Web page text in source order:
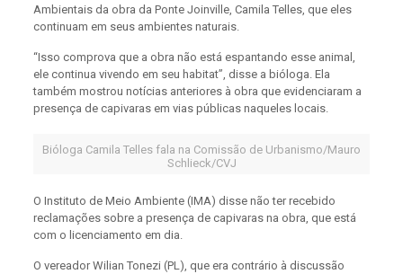
Ambientais da obra da Ponte Joinville, Camila Telles, que eles
continuam em seus ambientes naturais.
“Isso comprova que a obra não está espantando esse animal,
ele continua vivendo em seu habitat”, disse a bióloga. Ela
também mostrou notícias anteriores à obra que evidenciaram a
presença de capivaras em vias públicas naqueles locais.
Bióloga Camila Telles fala na Comissão de Urbanismo/Mauro
Schlieck/CVJ
O Instituto de Meio Ambiente (IMA) disse não ter recebido
reclamações sobre a presença de capivaras na obra, que está
com o licenciamento em dia.
O vereador Wilian Tonezi (PL), que era contrário à discussão